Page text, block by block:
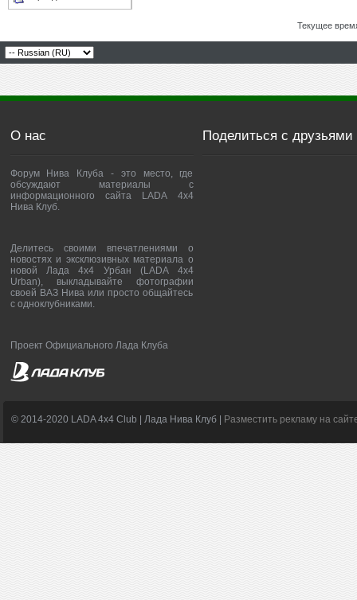
Текущее
О нас
Форум Нива Клуба - это место, где
обсуждают материалы с
информационного сайта LADA 4x4
Нива Клуб.
Делитесь своими впечатлениями о
новостях и эксклюзивных материала о
новой Лада 4х4 Урбан (LADA 4x4
Urban), выкладывайте фотографии
своей ВАЗ Нива или просто общайтесь
с одноклубниками.
Проект Официального Лада Клуба
Поделиться с друзьями
© 2014-2020 LADA 4x4 Club | Лада Нива Клуб | Разместить рекламу на